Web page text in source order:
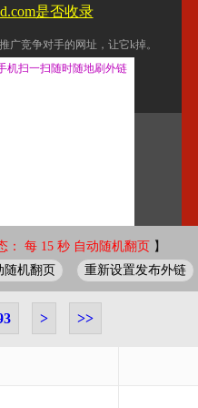
竞争对手的网址，让它k掉。
换友情链接。
的查询页面。
质量。
： 每 15 秒 自动随机翻页 】
随机翻页 重新设置发布外链
> >>
是否收录
机扫一扫随时随地刷外链